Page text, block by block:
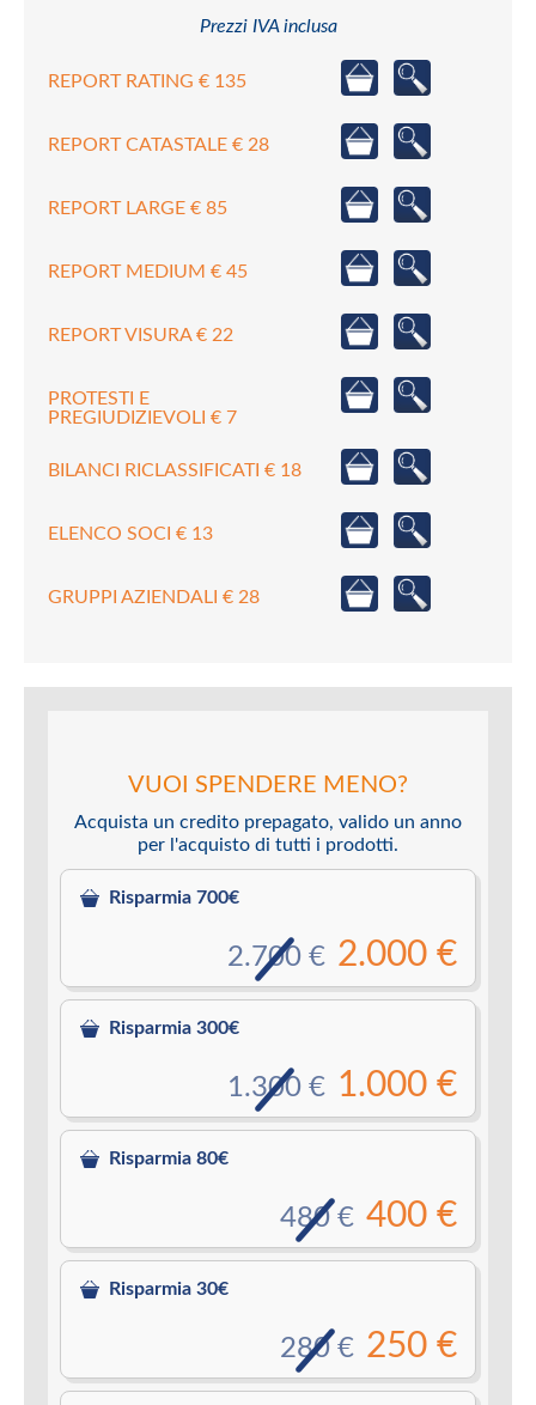
Prezzi IVA inclusa
REPORT RATING € 135
REPORT CATASTALE € 28
REPORT LARGE € 85
REPORT MEDIUM € 45
REPORT VISURA € 22
PROTESTI E
PREGIUDIZIEVOLI € 7
BILANCI RICLASSIFICATI € 18
ELENCO SOCI € 13
GRUPPI AZIENDALI € 28
VUOI SPENDERE MENO?
Acquista un credito prepagato, valido un anno
per l'acquisto di tutti i prodotti.
Risparmia 700€
2.000 €
2.700 €
Risparmia 300€
1.000 €
1.300 €
Risparmia 80€
400 €
480 €
Risparmia 30€
250 €
280 €